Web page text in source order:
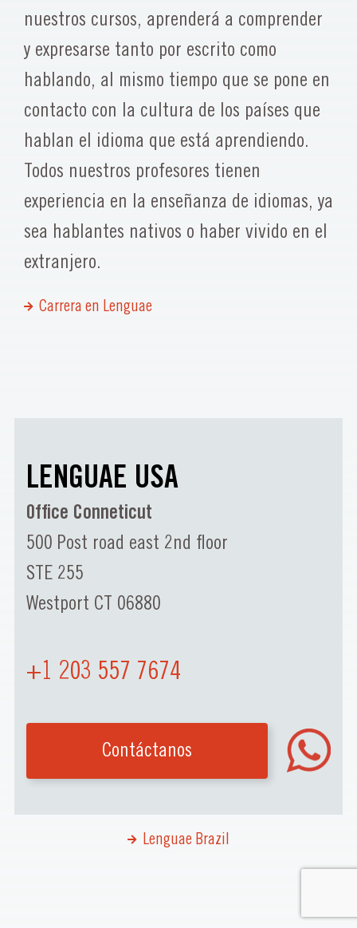
nuestros cursos, aprenderá a comprender
y expresarse tanto por escrito como
hablando, al mismo tiempo que se pone en
contacto con la cultura de los países que
hablan el idioma que está aprendiendo.
Todos nuestros profesores tienen
experiencia en la enseñanza de idiomas, ya
sea hablantes nativos o haber vivido en el
extranjero.
Carrera en Lenguae
LENGUAE USA
Office Conneticut
500 Post road east 2nd floor
STE 255
Westport CT 06880
+1 203 557 7674
Contáctanos
Lenguae Brazil